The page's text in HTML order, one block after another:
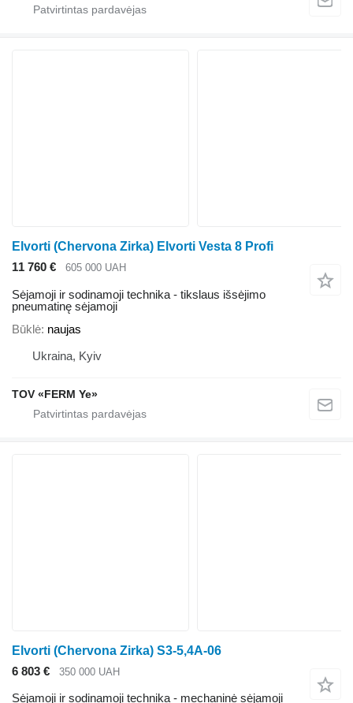
Elvorti (Chervona Zirka) Elvorti Vesta 8 Profi
11 760 €
605 000 UAH
Sėjamoji ir sodinamoji technika - tikslaus išsėjimo
pneumatinę sėjamoji
Būklė naujas
Ukraina, Kyiv
TOV «FERM Ye»
Elvorti (Chervona Zirka) S3-5,4A-06
6 803 €
350 000 UAH
Sėjamoji ir sodinamoji technika - mechaninė sėjamoji